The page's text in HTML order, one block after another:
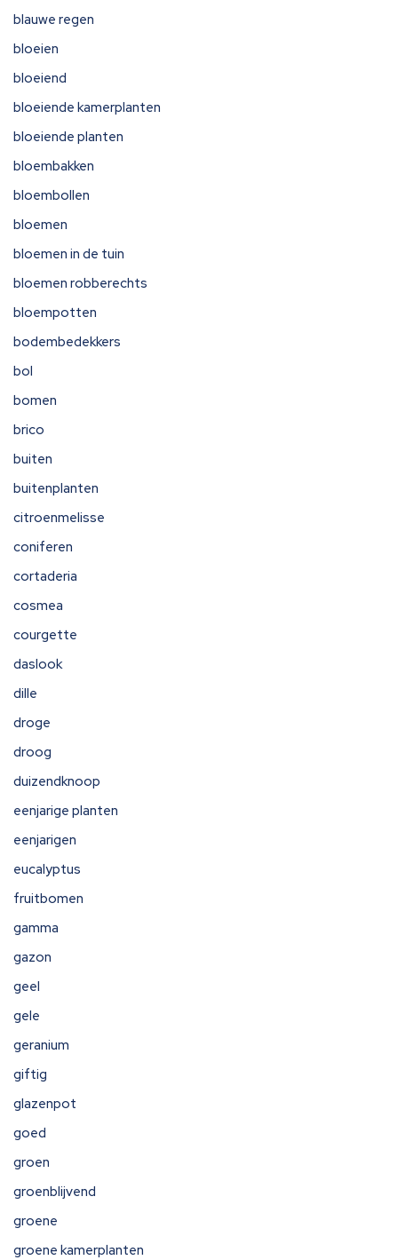
blauwe regen
bloeien
bloeiend
bloeiende kamerplanten
bloeiende planten
bloembakken
bloembollen
bloemen
bloemen in de tuin
bloemen robberechts
bloempotten
bodembedekkers
bol
bomen
brico
buiten
buitenplanten
citroenmelisse
coniferen
cortaderia
cosmea
courgette
daslook
dille
droge
droog
duizendknoop
eenjarige planten
eenjarigen
eucalyptus
fruitbomen
gamma
gazon
geel
gele
geranium
giftig
glazenpot
goed
groen
groenblijvend
groene
groene kamerplanten